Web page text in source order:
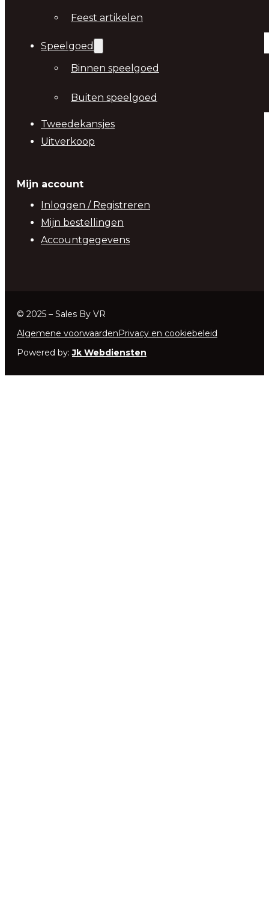
Feest artikelen
Speelgoed
Binnen speelgoed
Buiten speelgoed
Tweedekansjes
Uitverkoop
Mijn account
Inloggen / Registreren
Mijn bestellingen
Accountgegevens
© 2025 – Sales By VR
Algemene voorwaarden Privacy en cookiebeleid
Powered by:Jk Webdiensten